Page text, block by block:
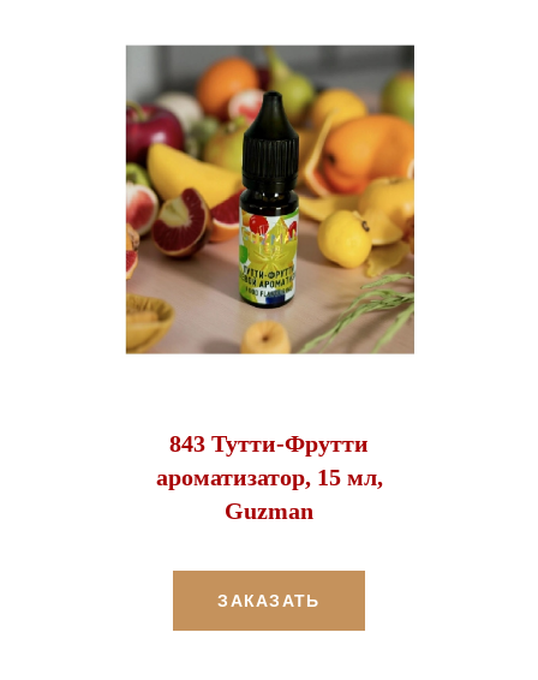
843 Тутти-Фрутти
ароматизатор, 15 мл,
Guzman
ЗАКАЗАТЬ